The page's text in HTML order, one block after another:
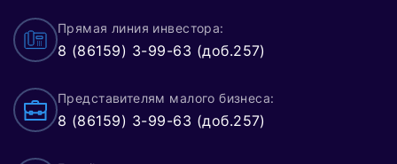
Прямая линия инвестора:
8 (86159) 3-99-63 (доб.257)
Представителям малого бизнеса:
8 (86159) 3-99-63 (доб.257)